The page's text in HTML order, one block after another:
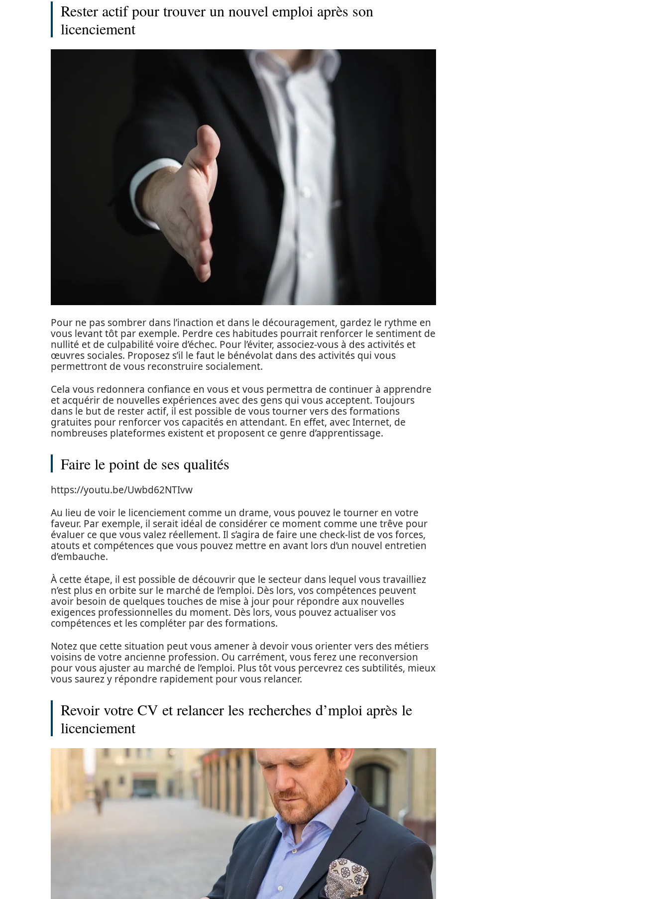
Rester actif pour trouver un nouvel emploi après son
licenciement
Pour ne pas sombrer dans l’inaction et dans le découragement, gardez le rythme en
vous levant tôt par exemple. Perdre ces habitudes pourrait renforcer le sentiment de
nullité et de culpabilité voire d’échec. Pour l’éviter, associez-vous à des activités et
œuvres sociales. Proposez s’il le faut le bénévolat dans des activités qui vous
permettront de vous reconstruire socialement.
Cela vous redonnera confiance en vous et vous permettra de continuer à apprendre
et acquérir de nouvelles expériences avec des gens qui vous acceptent. Toujours
dans le but de rester actif, il est possible de vous tourner vers des formations
gratuites pour renforcer vos capacités en attendant. En effet, avec Internet, de
nombreuses plateformes existent et proposent ce genre d’apprentissage.
Faire le point de ses qualités
https://youtu.be/Uwbd62NTIvw
Au lieu de voir le licenciement comme un drame, vous pouvez le tourner en votre
faveur. Par exemple, il serait idéal de considérer ce moment comme une trêve pour
évaluer ce que vous valez réellement. Il s’agira de faire une check-list de vos forces,
atouts et compétences que vous pouvez mettre en avant lors d’un nouvel entretien
d’embauche.
À cette étape, il est possible de découvrir que le secteur dans lequel vous travailliez
n’est plus en orbite sur le marché de l’emploi. Dès lors, vos compétences peuvent
avoir besoin de quelques touches de mise à jour pour répondre aux nouvelles
exigences professionnelles du moment. Dès lors, vous pouvez actualiser vos
compétences et les compléter par des formations.
Notez que cette situation peut vous amener à devoir vous orienter vers des métiers
voisins de votre ancienne profession. Ou carrément, vous ferez une reconversion
pour vous ajuster au marché de l’emploi. Plus tôt vous percevrez ces subtilités, mieux
vous saurez y répondre rapidement pour vous relancer.
Revoir votre CV et relancer les recherches d’mploi après le
licenciement